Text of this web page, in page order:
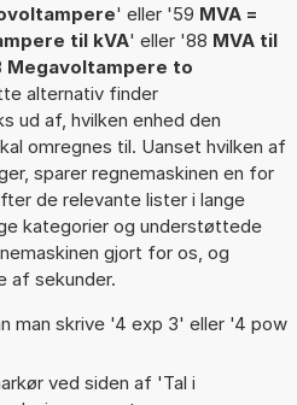
' eller '59 MVA =
til kVA' eller '88 MVA til
Megavoltampere to
alternativ finder
ud af, hvilken enhed den
omregnes til. Uanset hvilken af
sparer regnemaskinen en for
de relevante lister i lange
kategorier og understøttede
gjort for os, og
af sekunder.
man skrive '4 exp 3' eller '4 pow
ved siden af 'Tal i